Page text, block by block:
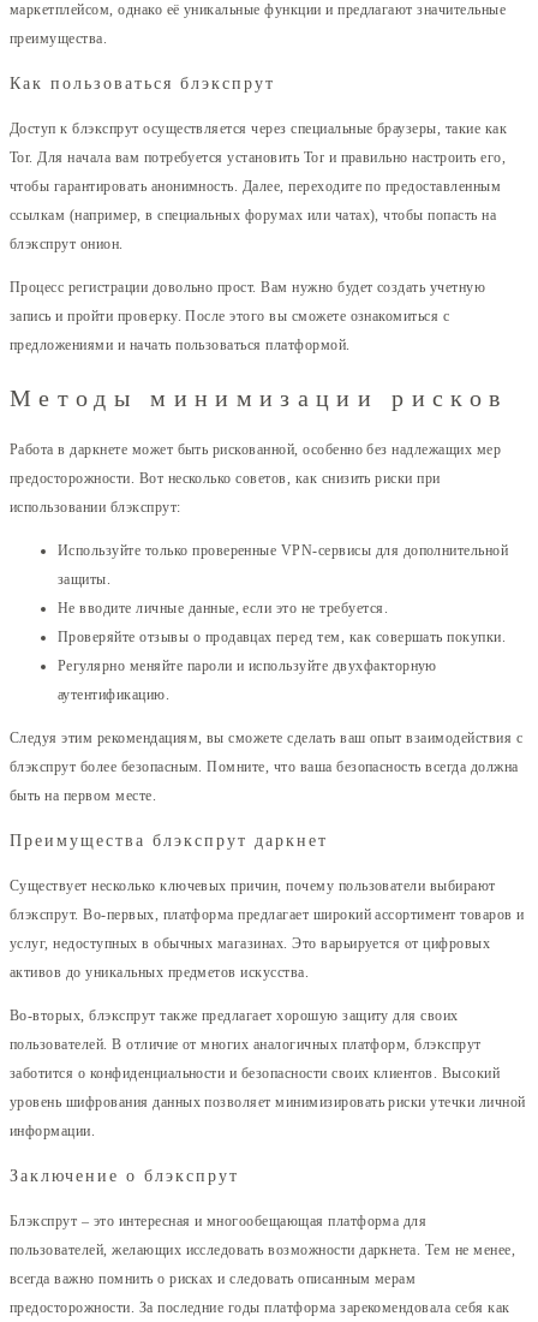
маркетплейсом, однако её уникальные функции и предлагают значительные
преимущества.
Как пользоваться блэкспрут
Доступ к блэкспрут осуществляется через специальные браузеры, такие как
Tor. Для начала вам потребуется установить Tor и правильно настроить его,
чтобы гарантировать анонимность. Далее, переходите по предоставленным
ссылкам (например, в специальных форумах или чатах), чтобы попасть на
блэкспрут онион.
Процесс регистрации довольно прост. Вам нужно будет создать учетную
запись и пройти проверку. После этого вы сможете ознакомиться с
предложениями и начать пользоваться платформой.
Методы минимизации рисков
Работа в даркнете может быть рискованной, особенно без надлежащих мер
предосторожности. Вот несколько советов, как снизить риски при
использовании блэкспрут:
Используйте только проверенные VPN-сервисы для дополнительной
защиты.
Не вводите личные данные, если это не требуется.
Проверяйте отзывы о продавцах перед тем, как совершать покупки.
Регулярно меняйте пароли и используйте двухфакторную
аутентификацию.
Следуя этим рекомендациям, вы сможете сделать ваш опыт взаимодействия с
блэкспрут более безопасным. Помните, что ваша безопасность всегда должна
быть на первом месте.
Преимущества блэкспрут даркнет
Существует несколько ключевых причин, почему пользователи выбирают
блэкспрут. Во-первых, платформа предлагает широкий ассортимент товаров и
услуг, недоступных в обычных магазинах. Это варьируется от цифровых
активов до уникальных предметов искусства.
Во-вторых, блэкспрут также предлагает хорошую защиту для своих
пользователей. В отличие от многих аналогичных платформ, блэкспрут
заботится о конфиденциальности и безопасности своих клиентов. Высокий
уровень шифрования данных позволяет минимизировать риски утечки личной
информации.
Заключение о блэкспрут
Блэкспрут – это интересная и многообещающая платформа для
пользователей, желающих исследовать возможности даркнета. Тем не менее,
всегда важно помнить о рисках и следовать описанным мерам
предосторожности. За последние годы платформа зарекомендовала себя как